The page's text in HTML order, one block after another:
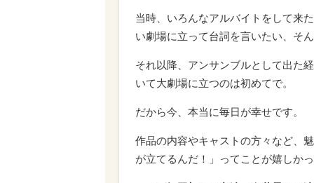
当時、いろんなアルバイトをして来
い劇場に立って台詞を言いたい、そ
それ以降、アンサンブルとして出た
いて大劇場に立つのは初めてで。
だから今、本当に毎日が幸せです。
作品の内容やキャストの方々など、
が立てるんだ！」ってことが嬉しか